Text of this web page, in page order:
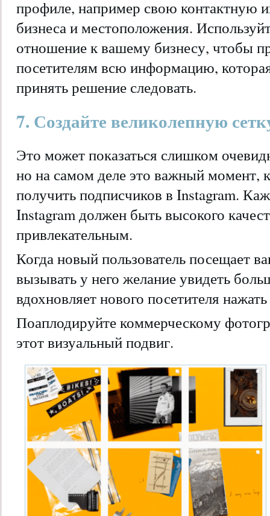
профиле, например свою контактную
бизнеса и местоположения.
отношение к вашему бизнесу, чтобы
посетителям всю информацию,
принять решение следовать.
7. Создайте великолепную
Это может показаться слишком
но на самом деле это важный момент,
получить подписчиков в Instagram.
Instagram должен быть высокого
привлекательным.
Когда новый пользователь посещает
вызывать у него желание увидеть
вдохновляет нового посетителя
Поаплодируйте коммерческому
этот визуальный подвиг.